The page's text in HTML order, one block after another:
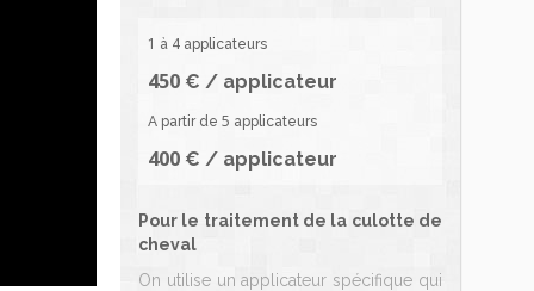
1 à 4 applicateurs
450 € / applicateur
A partir de 5 applicateurs
400 € / applicateur
Pour le traitement de la culotte de
cheval
On utilise un applicateur spécifique qui